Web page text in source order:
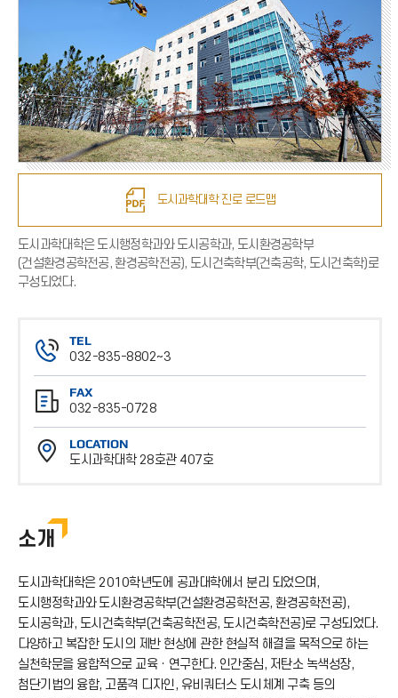
도시건축학부(건축공학전공)
도시건축학부(도시건축학전공)
도시과학대학 진로 로드맵
도시과학대학은 도시행정학과와 도시공학과, 도시환경공학부
(건설환경공학전공, 환경공학전공), 도시건축학부(건축공학, 도시건축학)로
구성되었다.
TEL
032-835-8802~3
전
화
번
호
FAX
032-835-0728
팩
스
번
LOCATION
도시과학대학 28호관 407호
소개
도시과학대학은 2010학년도에 공과대학에서 분리 되었으며,
도시행정학과와 도시환경공학부(건설환경공학전공, 환경공학전공),
도시공학과, 도시건축학부(건축공학전공, 도시건축학전공)로 구성되었다.
다양하고 복잡한 도시의 제반 현상에 관한 현실적 해결을 목적으로 하는
실천학문을 융합적으로 교육ㆍ연구한다. 인간중심, 저탄소 녹색성장,
첨단기법의 융합, 고품격 디자인, 유비쿼터스 도시체계 구축 등의